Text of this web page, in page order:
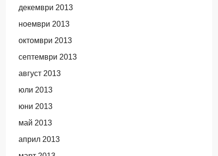
декември 2013
ноември 2013
октомври 2013
септември 2013
август 2013
юли 2013
юни 2013
май 2013
април 2013